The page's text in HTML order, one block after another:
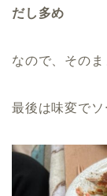
だし多め
なので、そのま
最後は味変でソ